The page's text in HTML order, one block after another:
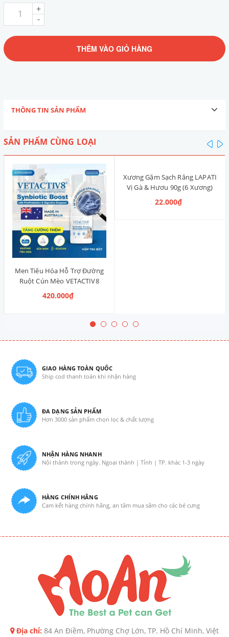
-
+
THÊM VÀO GIỎ HÀNG
THÔNG TIN SẢN PHẨM
SẢN PHẨM CÙNG LOẠI
Men Tiêu Hóa Hỗ Trợ Đường
Ruột Cún Mèo VETACTIV8
Synbiotic Boost Úc 70g
420.000₫
Xương Gặm Sạch Răng LAPATI
Vị Gà & Hươu 90g (6 Xương)
22.000₫
GIAO HÀNG TOÀN QUỐC
Ship cod thanh toán khi nhận hàng
ĐA DẠNG SẢN PHẨM
Hơn 3000 sản phẩm chọn lọc & chất lượng
NHẬN HÀNG NHANH
Nội thành trong ngày. Ngoại thành | Tỉnh | TP. khác 1-3 ngày
HÀNG CHÍNH HÃNG
Cam kết hàng chính hãng, an tâm mua sắm cho các bé cưng
Địa chỉ: 84 An Điềm, Phường Chợ Lớn, TP. Hồ Chí Minh, Việt